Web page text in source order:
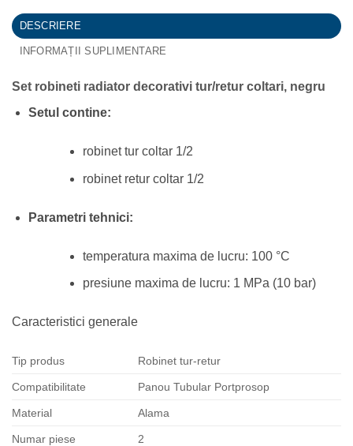
DESCRIERE
INFORMAȚII SUPLIMENTARE
Set robineti radiator decorativi tur/retur coltari, negru
Setul contine:
robinet tur coltar 1/2
robinet retur coltar 1/2
Parametri tehnici:
temperatura maxima de lucru: 100 °C
presiune maxima de lucru: 1 MPa (10 bar)
Caracteristici generale
Tip produs Robinet tur-retur
Compatibilitate Panou Tubular Portprosop
Material Alama
Numar piese 2